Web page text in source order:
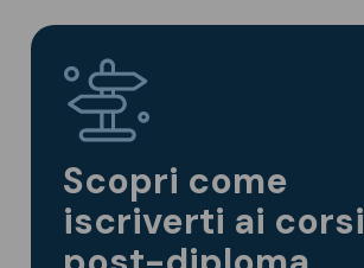
Scopri come
iscriverti ai corsi